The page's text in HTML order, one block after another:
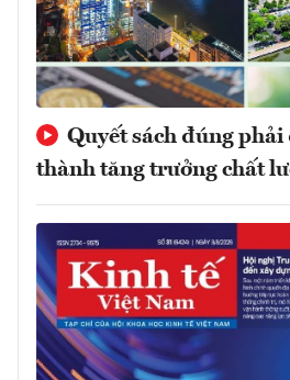
Quyết sách đúng phải
thành tăng trưởng chất